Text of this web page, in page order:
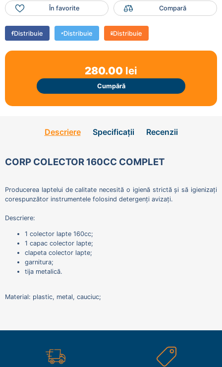
În favorite Compară
Distribuie Distribuie Distribuie
280.00 lei
Cumpără
Descriere Specificații Recenzii
CORP COLECTOR 160CC COMPLET
Producerea laptelui de calitate necesită o igienă strictă și să igienizați
corespunzător instrumentele folosind detergenți avizați.
Descriere:
1 colector lapte 160cc;
1 capac colector lapte;
clapeta colector lapte;
garnitura;
tija metalică.
Material: plastic, metal, cauciuc;